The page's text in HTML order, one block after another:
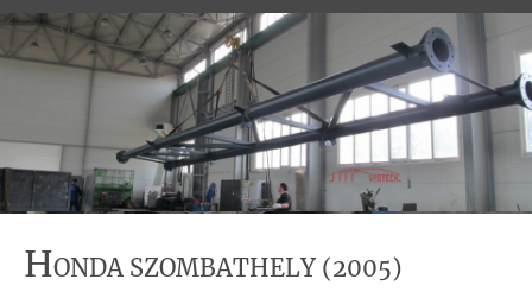
HONDA SZOMBATHELY (2005)